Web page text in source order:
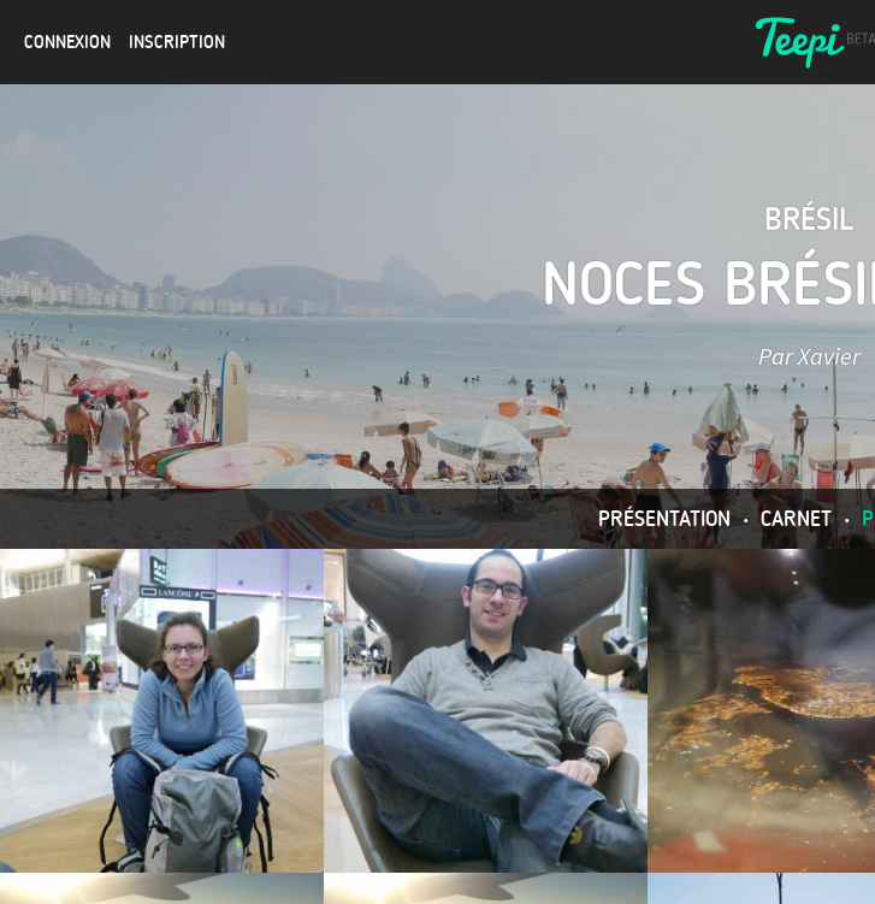
CONNEXION INSCRIPTION
BRÉSIL
NOCES
Par Xavier
PRÉSENTATION • CARNET •